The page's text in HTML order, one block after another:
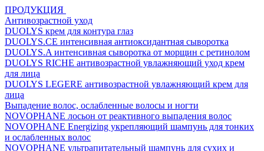
ПРОДУКЦИЯ
Антивозрастной уход
DUOLYS крем для контура глаз
DUOLYS.CE интенсивная антиоксидантная сыворотка
DUOLYS.A интенсивная сыворотка от морщин с ретинолом
DUOLYS RICHE антивозрастной увлажняющий уход крем
для лица
DUOLYS LEGERE антивозрастной увлажняющий крем для
лица
Выпадение волос, ослабленные волосы и ногти
NOVOPHANE лосьон от реактивного выпадения волос
NOVOPHANE Energizing укрепляющий шампунь для тонких
и ослабленных волос
NOVOPHANE ультрапитательный шампунь для сухих и